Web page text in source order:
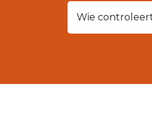
Wie